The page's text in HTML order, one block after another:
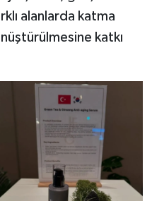
alanlarda katma
katkı